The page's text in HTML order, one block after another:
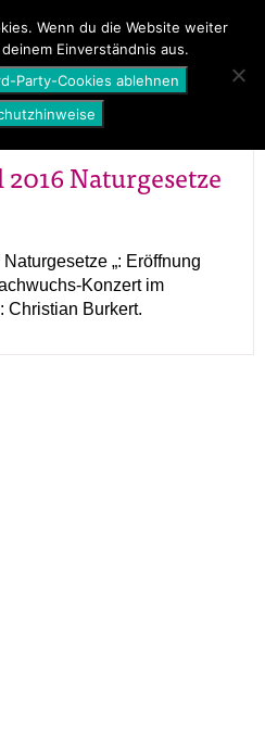
UNS NEWS
Naturgesetze
„: Eröffnung
Konzert im
Christian Burkert.
Wenn du die Website weiter
Einverständnis aus.
Party-Cookies ablehnen